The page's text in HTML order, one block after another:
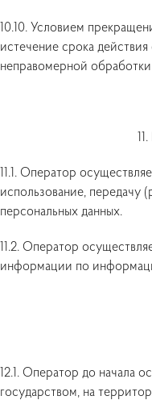
10.10. Условием
истечение срока
неправомерной
11.1. Оператор
использование, передачу
персональных данных.
11.2. Оператор
информации по
12.1. Оператор до начала
государством, на